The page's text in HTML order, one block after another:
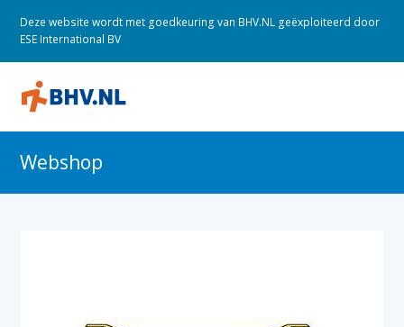
Deze website wordt met goedkeuring van BHV.NL geëxploiteerd door
ESE International BV
Webshop